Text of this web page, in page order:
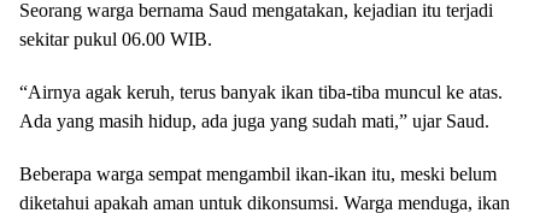
Seorang warga bernama Saud mengatakan, kejadian itu terjadi
sekitar pukul 06.00 WIB.
“Airnya agak keruh, terus banyak ikan tiba-tiba muncul ke atas.
Ada yang masih hidup, ada juga yang sudah mati,” ujar Saud.
Beberapa warga sempat mengambil ikan-ikan itu, meski belum
diketahui apakah aman untuk dikonsumsi. Warga menduga, ikan